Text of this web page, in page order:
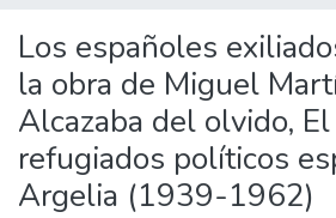
Los españoles
la obra de Miguel
Alcazaba del olvido,
refugiados políticos
Argelia (1939-1962)